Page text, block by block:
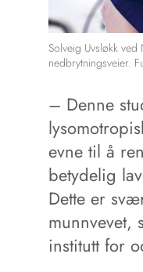
Solveig Uvsløkk
nedbrytningsveier.
– Denne
evne til å
betydelig
Dette er
munnvevet,
institutt for